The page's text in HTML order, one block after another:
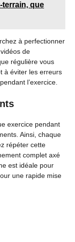
terrain, que
à perfectionner
de
régulière vous
à éviter les erreurs
l’exercice.
exercice pendant
Ainsi, chaque
répéter cette
complet axé
est idéale pour
une rapide mise